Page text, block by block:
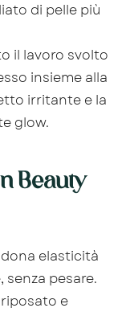
di pelle più
il lavoro svolto
insieme alla
irritante e la
glow.
Beauty
elasticità
pesare.
e